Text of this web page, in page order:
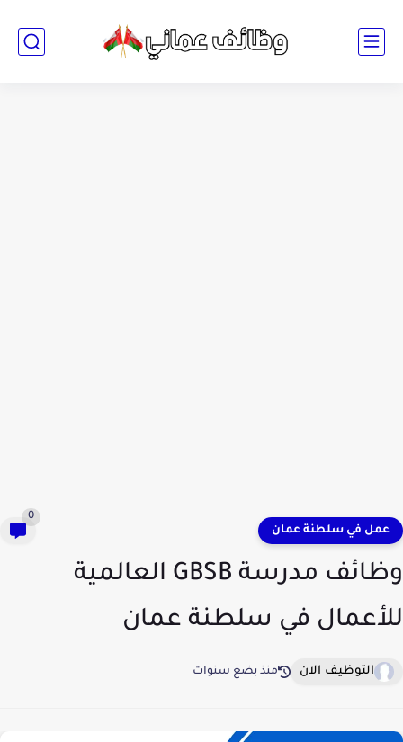
عمل في سلطنة عمان
0
وظائف مدرسة GBSB العالمية
للأعمال في سلطنة عمان
التوظيف الان منذ بضع سنوات